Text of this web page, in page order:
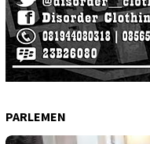
PARLEMEN